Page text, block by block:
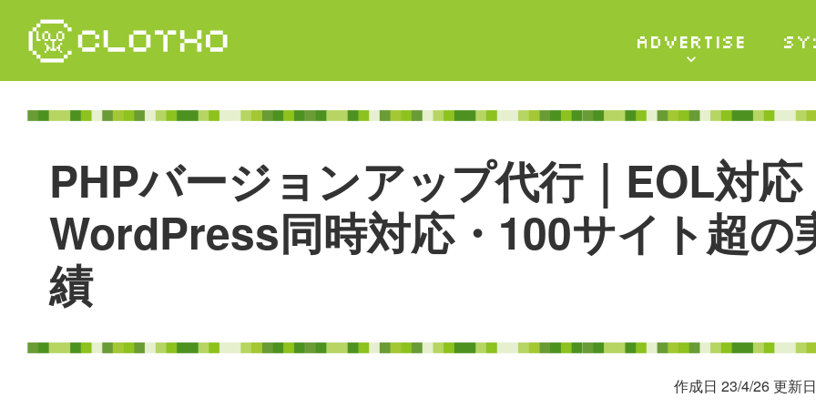
ADVERTISE
PHPバージョ ンアップ代行｜ EOL対応
WordPress同時対応・ 100サイ ト超の
績
作成日 23/4/26 更新